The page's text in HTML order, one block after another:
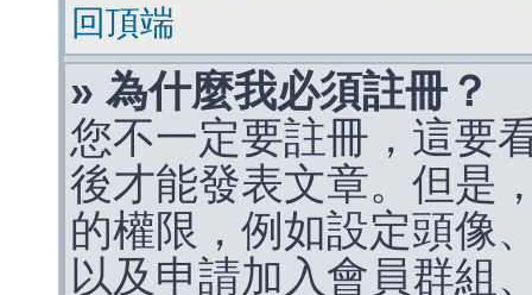
回頂端
» 為什麼我必須註冊？
您不一定要註冊，這要
後才能發表文章。但是
的權限，例如設定頭像
以及申請加入會員群組